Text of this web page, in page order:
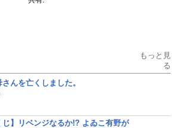
もっと見
る
さんを亡くしました。
じ】リベンジなるか!? よゐこ有野が